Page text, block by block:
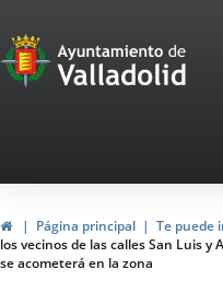
Portal
de
navegación
InicioPágina principal Te puede
los vecinos de las calles San Luis
se acometerá en la zona